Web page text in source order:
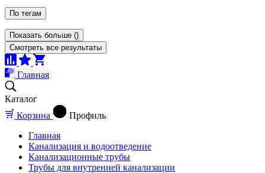
По тегам
Показать больше ()
Смотреть все результаты
Главная
Каталог
Корзина
Профиль
Главная
Канализация и водоотведение
Канализационные трубы
Трубы для внутренней канализации